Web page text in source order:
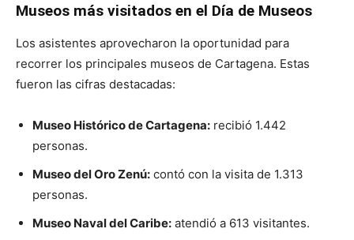
Museos más visitados en el Día de Museos
Los asistentes aprovecharon la oportunidad para
recorrer los principales museos de Cartagena. Estas
fueron las cifras destacadas:
Museo Histórico de Cartagena: recibió 1.442
personas.
Museo del Oro Zenú: contó con la visita de 1.313
personas.
Museo Naval del Caribe: atendió a 613 visitantes.